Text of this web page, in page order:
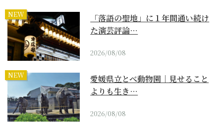
NEW
「落語の聖地」に１年間通い続け
た演芸評論…
2026/08/08
NEW
愛媛県立とべ動物園｜見せること
よりも生き…
2026/08/08